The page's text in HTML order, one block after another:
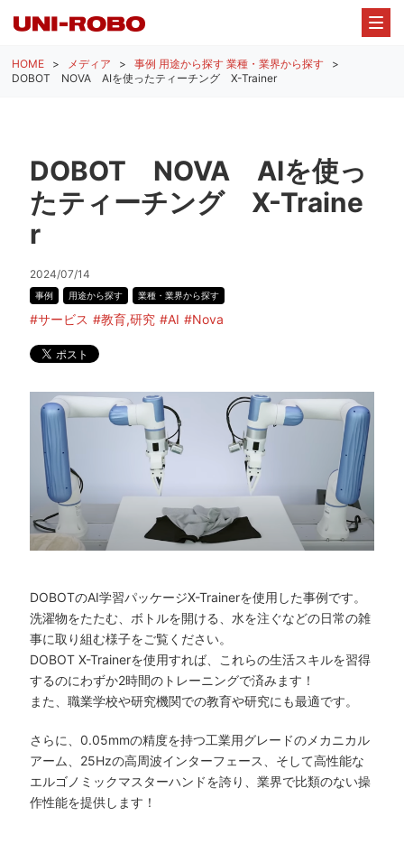
HOME メディア 事例 用途から探す 業種・業界から探す
DOBOT NOVA AIを使ったティーチング X-Trainer
DOBOT NOVA AIを使っ
たティーチング X-Traine
r
2024/07/14
事例 用途から探す 業種・業界から探す
#サービス #教育,研究 #AI #Nova
DOBOTのAI学習パッケージX-Trainerを使用した事例です。
洗濯物をたたむ、ボトルを開ける、水を注ぐなどの日常の雑
事に取り組む様子をご覧ください。
DOBOT X-Trainerを使用すれば、これらの生活スキルを習得
するのにわずか2時間のトレーニングで済みます！
また、職業学校や研究機関での教育や研究にも最適です。
さらに、0.05mmの精度を持つ工業用グレードのメカニカル
アーム、25Hzの高周波インターフェース、そして高性能な
エルゴノミックマスターハンドを誇り、業界で比類のない操
作性能を提供します！